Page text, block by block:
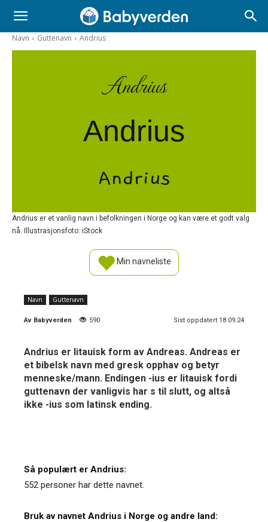
Navn Guttenavn Andrius
Andrius
Andrius
Andrius
Andrius er et vanlig navn i befolkningen i Norge og kan være et godt valg
nå. Illustrasjonsfoto: iStock
Min navneliste
Navn Guttenavn
Av Babyverden 590 Sist oppdatert 18.09.24
Andrius er litauisk form av Andreas. Andreas er
et bibelsk navn med gresk opphav og betyr
menneske/mann. Endingen -ius er litauisk fordi
guttenavn der vanligvis har s til slutt, og altså
ikke -ius som latinsk ending.
Så populært er Andrius:
552 personer har dette navnet.
Bruk av navnet Andrius i Norge og andre land: